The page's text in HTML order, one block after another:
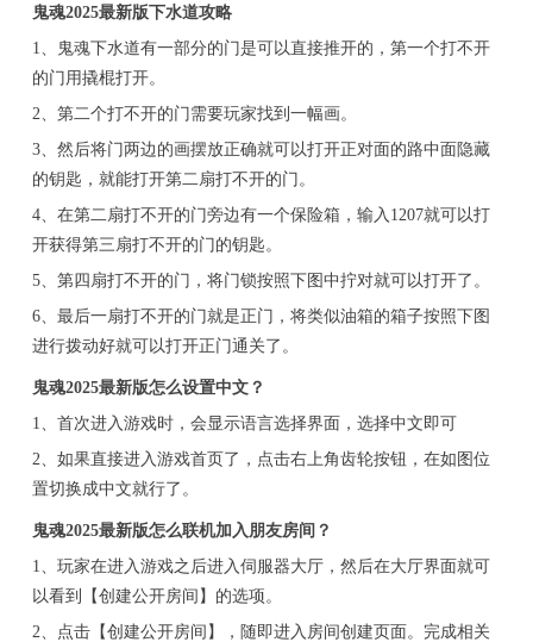
鬼魂2025最新版下水道攻略
1、鬼魂下水道有一部分的门是可以直接推开的，第一个打不开
的门用撬棍打开。
2、第二个打不开的门需要玩家找到一幅画。
3、然后将门两边的画摆放正确就可以打开正对面的路中面隐藏
的钥匙，就能打开第二扇打不开的门。
4、在第二扇打不开的门旁边有一个保险箱，输入1207就可以打
开获得第三扇打不开的门的钥匙。
5、第四扇打不开的门，将门锁按照下图中拧对就可以打开了。
6、最后一扇打不开的门就是正门，将类似油箱的箱子按照下图
进行拨动好就可以打开正门通关了。
鬼魂2025最新版怎么设置中文？
1、首次进入游戏时，会显示语言选择界面，选择中文即可
2、如果直接进入游戏首页了，点击右上角齿轮按钮，在如图位
置切换成中文就行了。
鬼魂2025最新版怎么联机加入朋友房间？
1、玩家在进入游戏之后进入伺服器大厅，然后在大厅界面就可
以看到【创建公开房间】的选项。
2、点击【创建公开房间】，随即进入房间创建页面。完成相关